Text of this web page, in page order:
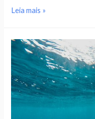
Leia mais »